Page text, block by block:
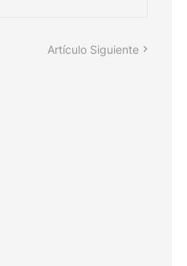
Artículo Siguiente